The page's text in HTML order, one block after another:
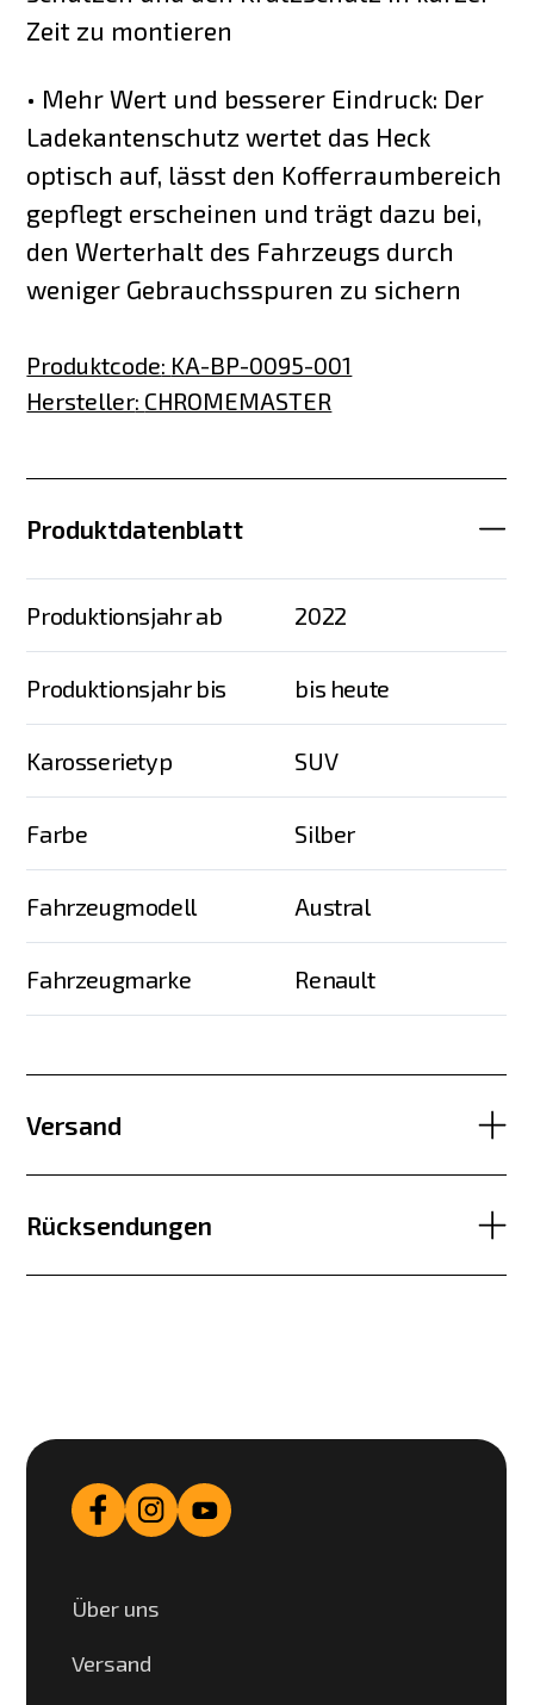
Zeit zu montieren
• Mehr Wert und besserer Eindruck: Der
Ladekantenschutz wertet das Heck
optisch auf, lässt den Kofferraumbereich
gepflegt erscheinen und trägt dazu bei,
den Werterhalt des Fahrzeugs durch
weniger Gebrauchsspuren zu sichern
Produktcode: KA-BP-0095-001
Hersteller: CHROMEMASTER
Produktdatenblatt
Produktionsjahr ab 2022
Produktionsjahr bis bis heute
Karosserietyp SUV
Farbe Silber
Fahrzeugmodell Austral
Fahrzeugmarke Renault
Versand
Rücksendungen
Über uns
Versand